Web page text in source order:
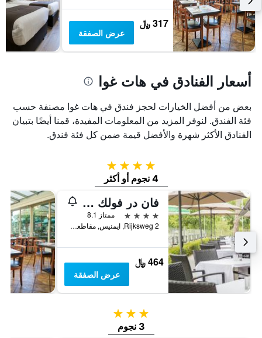
317 ﷼
عرض الصفقة
أسعار الفنادق في هات غوا
بعض من أفضل الخيارات لحجز فندق في هات غوا مصنفة حسب
فئة الفندق. لنوفر المزيد من المعلومات المفيدة، قمنا أيضًا بتبيان
الفنادق الأكثر شهرة والأفضل قيمة ضمن كل فئة فندق.
4 نجوم
4 نجوم أو أكثر
فان در فولك هوتل هيلفرسم - دو ويت برجن
4 نجوم
ممتاز 8.1
Rijksweg 2, ايمنيس, مقاطعة أوتريخت, هولندا
464 ﷼
عرض الصفقة
3 نجوم
3 نجوم